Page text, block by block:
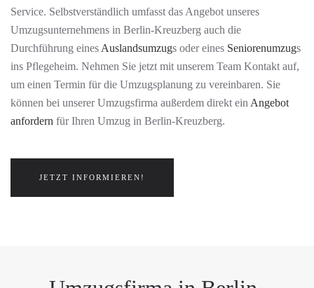
Service. Selbstverständlich umfasst das Angebot unseres
Umzugsunternehmens in Berlin-Kreuzberg auch die
Durchführung eines Auslandsumzugs oder eines Seniorenumzugs
ins Pflegeheim. Nehmen Sie jetzt mit unserem Team Kontakt auf,
um einen Termin für die Umzugsplanung zu vereinbaren. Sie
können bei unserer Umzugsfirma außerdem direkt ein Angebot
anfordern für Ihren Umzug in Berlin-Kreuzberg.
JETZT INFORMIEREN!